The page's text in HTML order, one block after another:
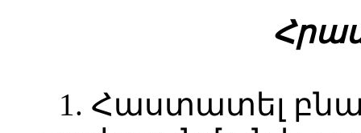
Հ
1. Հաստատել